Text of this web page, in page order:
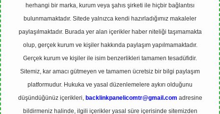
herhangi bir marka, kurum veya şahıs şirketi ile hiçbir bağlantısı
bulunmamaktadır. Sitede yalnızca kendi hazırladığımız makaleler
paylaşılmaktadır. Burada yer alan içerikler haber niteliği taşımamakta
olup, gerçek kurum ve kişiler hakkında paylaşım yapılmamaktadır.
Gerçek kurum ve kişiler ile isim benzerlikleri tamamen tesadüfidir.
Sitemiz, kar amacı gütmeyen ve tamamen ücretsiz bir bilgi paylaşım
platformudur. Hukuka ve yasal düzenlemelere aykırı olduğunu
düşündüğünüz içerikleri, backlinkpanelicomtr@gmail.com adresine
bildirmeniz halinde, ilgili içerikler yasal süre içerisinde sitemizden